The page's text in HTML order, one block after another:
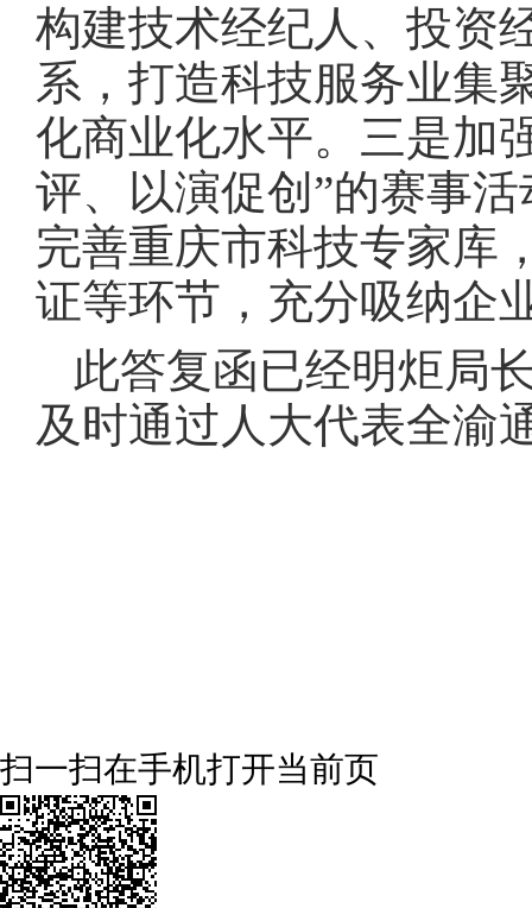
构建技术经纪人、投资
系，打造科技服务业集
化商业化水平。三是加
评、以演促创”的赛事
完善重庆市科技专家库
证等环节，充分吸纳企
此答复函已经明炬局
及时通过人大代表全渝
扫一扫在手机打开当前页